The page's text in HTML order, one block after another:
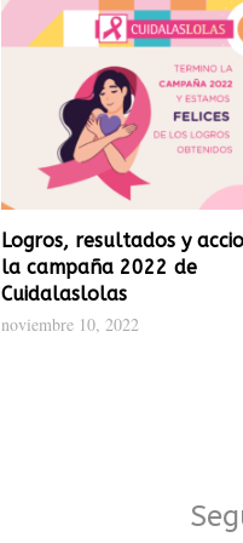
Logros, resultados y
la campaña 2022 de
Cuidalaslolas
noviembre 10, 2022